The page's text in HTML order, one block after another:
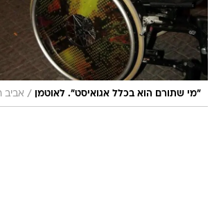
"מי שתורם הוא בכלל אגואיסט". לאוטמן / אביב